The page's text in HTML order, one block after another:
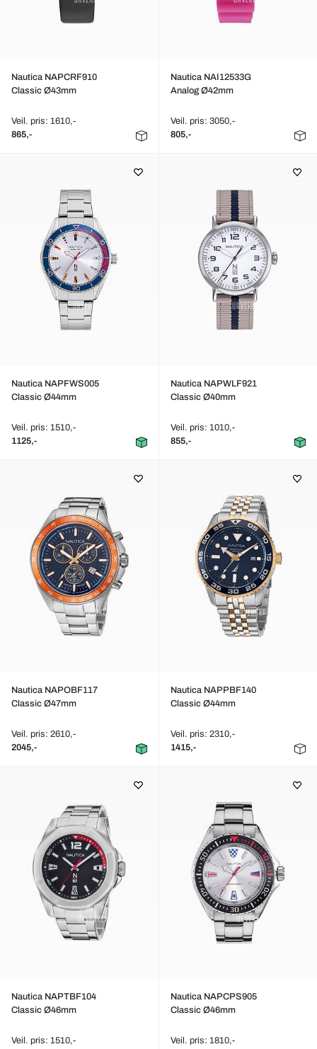
Nautica NAPCRF910
Classic Ø43mm
Veil. pris: 1610,-
865,-
Nautica NAI12533G
Analog Ø42mm
Veil. pris: 3050,-
805,-
Nautica NAPFWS005
Classic Ø44mm
Veil. pris: 1510,-
1125,-
Nautica NAPWLF921
Classic Ø40mm
Veil. pris: 1010,-
855,-
Nautica NAPOBF117
Classic Ø47mm
Veil. pris: 2610,-
2045,-
Nautica NAPPBF140
Classic Ø44mm
Veil. pris: 2310,-
1415,-
Nautica NAPTBF104
Classic Ø46mm
Veil. pris: 1510,-
Nautica NAPCPS905
Classic Ø46mm
Veil. pris: 1810,-